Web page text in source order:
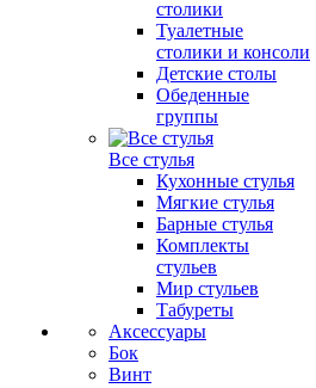
столики
Туалетные
столики и консоли
Детские столы
Обеденные
группы
Все стулья
Кухонные стулья
Мягкие стулья
Барные стулья
Комплекты
стульев
Мир стульев
Табуреты
Аксессуары
Бок
Винт